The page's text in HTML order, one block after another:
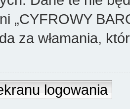
„CYFROWY
za włamania,
logowania